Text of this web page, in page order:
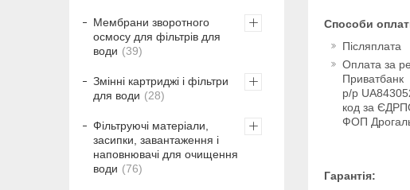
Способи
Післяплата
Оплата за
Приватбанк
р/р
код за
ФОП
Гарантія:
Мембрани зворотного
осмосу для фільтрів для
води
39
Змінні картриджі і фільтри
для води
28
Фільтруючі матеріали,
засипки, завантаження і
наповнювачі для очищення
води
76